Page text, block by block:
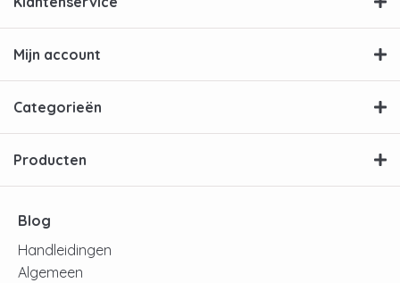
Mijn account
Categorieën
Producten
Blog
Handleidingen
Algemeen